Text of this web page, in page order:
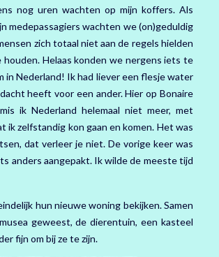
nog uren wachten op mijn koffers. Als
medepassagiers wachten we (on)geduldig
zich totaal niet aan de regels hielden
Helaas konden we nergens iets te
in Nederland! Ik had liever een flesje water
heeft voor een ander. Hier op Bonaire
ik Nederland helemaal niet meer, met
ik zelfstandig kon gaan en komen. Het was
dat verleer je niet. De vorige keer was
anders aangepakt. Ik wilde de meeste tijd
hun nieuwe woning bekijken. Samen
geweest, de dierentuin, een kasteel
fijn om bij ze te zijn.